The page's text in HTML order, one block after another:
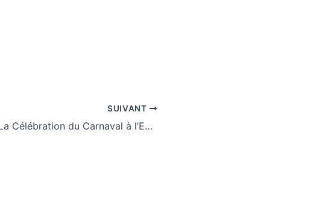
SUIVANT
La Célébration du Carnaval à l’EHPAD : Un Moment de Partage Intergénérationnel